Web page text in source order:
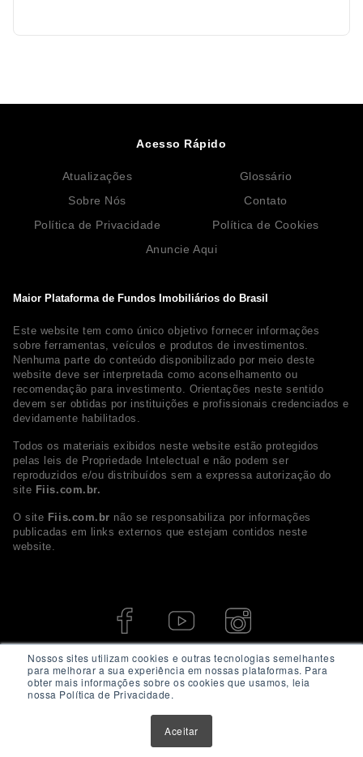
Nossos sites utilizam cookies e outras tecnologias semelhantes
para melhorar a sua experiência em nossas plataformas. Para
obter mais informações sobre os cookies que usamos, leia
nossa Política de Privacidade.
Aceitar
Maior Plataforma de Fundos Imobiliários do Brasil
Este website tem como único objetivo fornecer informações
sobre ferramentas, veículos e produtos de investimentos.
Nenhuma parte do conteúdo disponibilizado por meio deste
website deve ser interpretada como aconselhamento ou
recomendação para investimento. Orientações neste sentido
devem ser obtidas por instituições e profissionais credenciados e
devidamente habilitados.
Todos os materiais exibidos neste website estão protegidos
pelas leis de Propriedade Intelectual e não podem ser
reproduzidos e/ou distribuídos sem a expressa autorização do
site Fiis.com.br.
O site Fiis.com.br não se responsabiliza por informações
publicadas em links externos que estejam contidos neste
website.
Acesso Rápido
Atualizações
Glossário
Sobre Nós
Contato
Política de Privacidade
Política de Cookies
Anuncie Aqui
© 2026 - Fiis.com.br. Todos os direitos Reservados.